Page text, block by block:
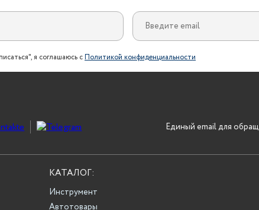
я соглашаюсь сПолитикой конфиденциальности
Единый email для
КАТАЛОГ:
Инструмент
Автотовары